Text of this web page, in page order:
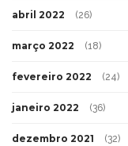
abril 2022 (26)
março 2022 (18)
fevereiro 2022 (24)
janeiro 2022 (36)
dezembro 2021 (32)